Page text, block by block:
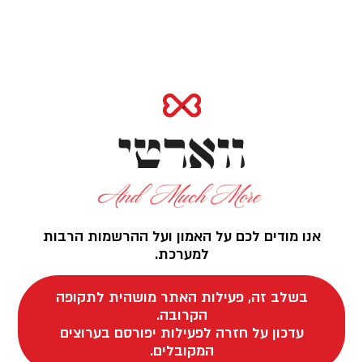
ווארטי
אנו מודים לכם על האמון ועל ההרשמות הרבות
למערכת.
בשלב זה, פעילות האתר מושהית לתקופה
הקרובה.
עדכון על חזרה לפעילות יפורסם בערוצים
המקובלים.